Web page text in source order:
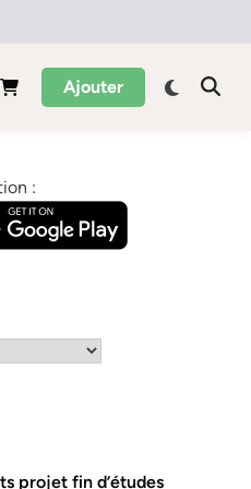
Ajouter
:
projet fin d’études